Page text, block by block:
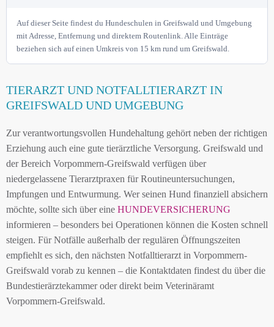
Auf dieser Seite findest du Hundeschulen in Greifswald und Umgebung
mit Adresse, Entfernung und direktem Routenlink. Alle Einträge
beziehen sich auf einen Umkreis von 15 km rund um Greifswald.
TIERARZT UND NOTFALLTIERARZT IN
GREIFSWALD UND UMGEBUNG
Zur verantwortungsvollen Hundehaltung gehört neben der richtigen
Erziehung auch eine gute tierärztliche Versorgung. Greifswald und
der Bereich Vorpommern-Greifswald verfügen über
niedergelassene Tierarztpraxen für Routineuntersuchungen,
Impfungen und Entwurmung. Wer seinen Hund finanziell absichern
möchte, sollte sich über eine HUNDEVERSICHERUNG
informieren – besonders bei Operationen können die Kosten schnell
steigen. Für Notfälle außerhalb der regulären Öffnungszeiten
empfiehlt es sich, den nächsten Notfalltierarzt in Vorpommern-
Greifswald vorab zu kennen – die Kontaktdaten findest du über die
Bundestierärztekammer oder direkt beim Veterinäramt
Vorpommern-Greifswald.